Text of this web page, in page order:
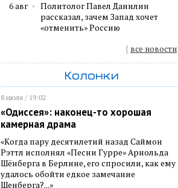
6 авг
Политолог Павел Данилин
рассказал, зачем Запад хочет
«отменить» Россию
{ все новости
Колонки
8 июля / 19:02
«Одиссея»: наконец-то хорошая
камерная драма
«Когда пару десятилетий назад Саймон
Рэттл исполнял «Песни Гурре» Арнольда
Шёнберга в Берлине, его спросили, как ему
удалось обойти едкое замечание
Шенберга?...»